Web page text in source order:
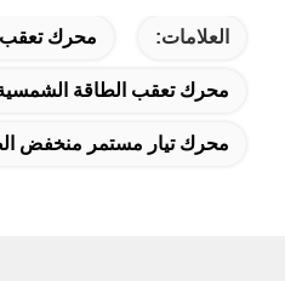
العلامات: محرك تعقب
محرك تعقب الطاقة الشمسية 3000 دورة في
محرك تيار مستمر منخفض الضوضاء 3000 دورة